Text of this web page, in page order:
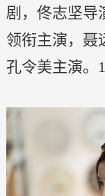
剧，佟志坚导
领衔主演，聂
孔令美主演。